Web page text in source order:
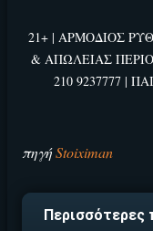
21+ | ΑΡΜΟΔΙΟΣ
& ΑΠΩΛΕΙΑΣ
210 9237777 |
πηγήStoiximan
Περισσότερες